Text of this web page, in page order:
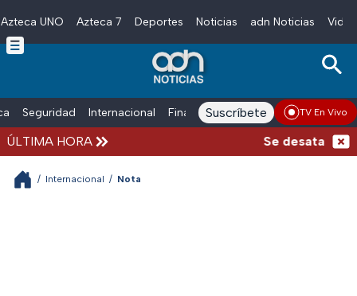
Skip to main content
Azteca UNO Azteca 7 Deportes Noticias adn Noticias
Seguridad Internacional Finanzas adn Noticias Radio
Suscríbete TV En Vivo
ÚLTIMA HORA Se desata
/ Internacional / Nota